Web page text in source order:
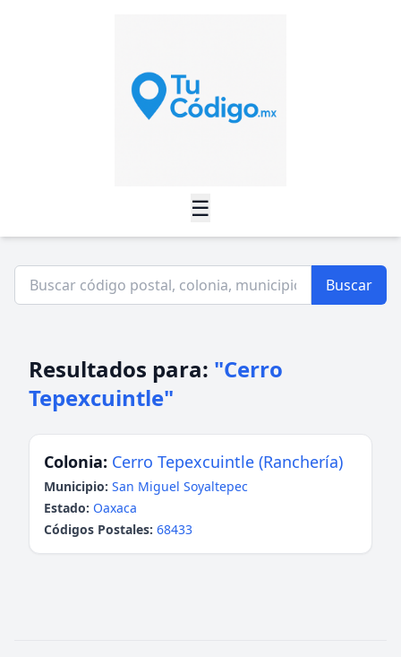
☰
Buscar
Resultados para: "Cerro
Tepexcuintle"
Colonia: Cerro Tepexcuintle (Ranchería)
Municipio: San Miguel Soyaltepec
Estado: Oaxaca
Códigos Postales: 68433